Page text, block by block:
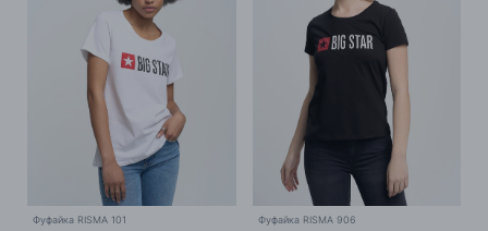
Фуфайка RISMA 101 Фуфайка RISMA 906